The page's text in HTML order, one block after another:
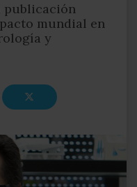
publicación
mundial en
y